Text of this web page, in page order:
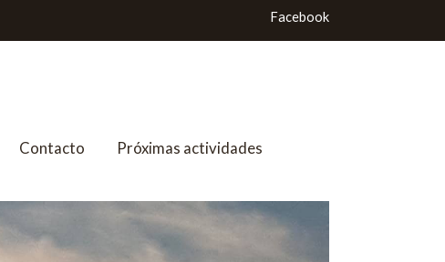
Facebook
Contacto Próximas actividades